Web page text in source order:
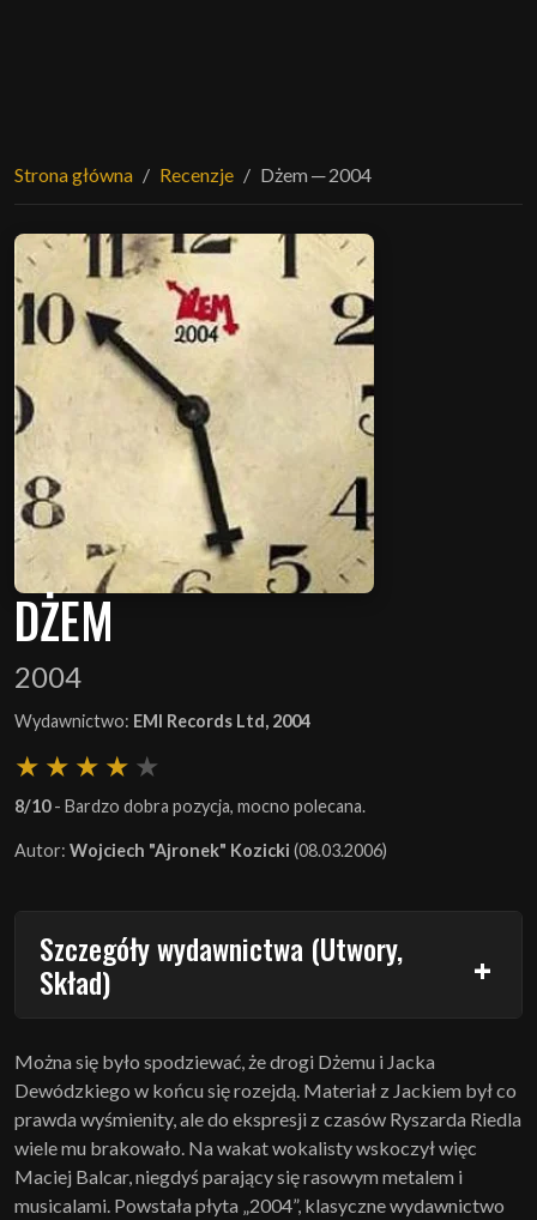
Strona główna Recenzje Dżem ─ 2004
DŻEM
2004
Wydawnictwo: EMI Records Ltd, 2004
8/10- Bardzo dobra pozycja, mocno polecana.
Autor: Wojciech "Ajronek" Kozicki (08.03.2006)
Szczegóły wydawnictwa (Utwory,
Skład)
Można się było spodziewać, że drogi Dżemu i Jacka
Dewódzkiego w końcu się rozejdą. Materiał z Jackiem był co
prawda wyśmienity, ale do ekspresji z czasów Ryszarda Riedla
wiele mu brakowało. Na wakat wokalisty wskoczył więc
Maciej Balcar, niegdyś parający się rasowym metalem i
musicalami. Powstała płyta „2004”, klasyczne wydawnictwo